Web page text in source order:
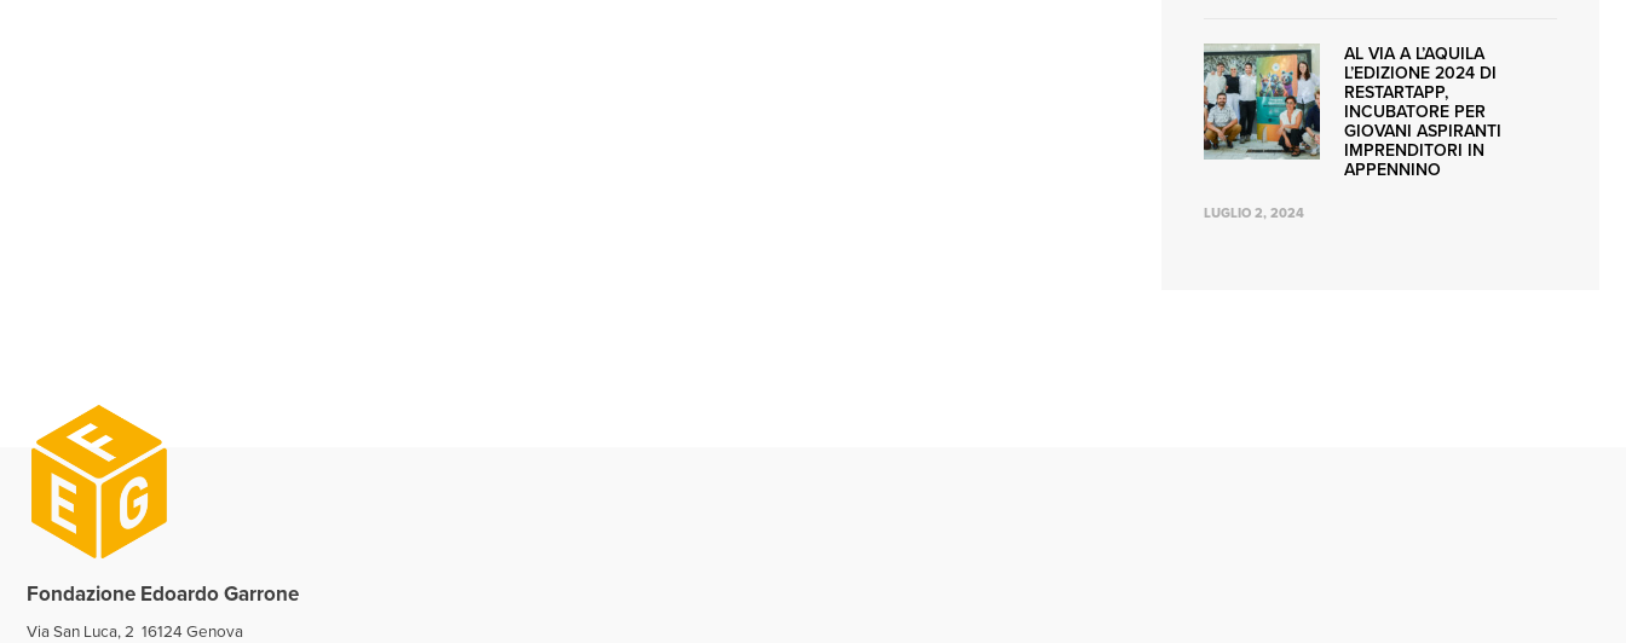
AL VIA A L’AQUILA
L’EDIZIONE 2024 DI
RESTARTAPP,
INCUBATORE PER
GIOVANI ASPIRANTI
IMPRENDITORI IN
APPENNINO
LUGLIO 2, 2024
Fondazione Edoardo Garrone
Via San Luca, 2 16124 Genova